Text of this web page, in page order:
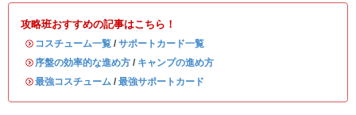
攻略班おすすめの記事はこちら！
・ コスチューム一覧 / サポートカード一覧
・ 序盤の効率的な進め方 / キャンプの進め方
・最強コスチューム / 最強サポートカード